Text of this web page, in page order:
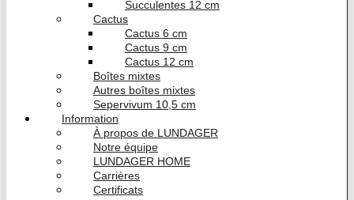
Succulentes 12 cm
Cactus
Cactus 6 cm
Cactus 9 cm
Cactus 12 cm
Boîtes mixtes
Autres boîtes mixtes
Sepervivum 10,5 cm
Information
À propos de LUNDAGER
Notre équipe
LUNDAGER HOME
Carrières
Certificats